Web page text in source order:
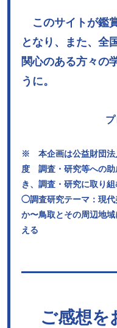
このサイトが鑑
となり、また、全
関心のある方々の
うに。
※ 本企画は公益財団法
度 調査・研究等への助
き、調査・研究に取り組
◯調査研究テーマ：現代
か〜鳥取とその周辺地
える
ご感想を